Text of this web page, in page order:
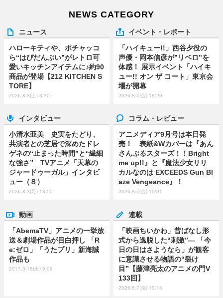
NEWS CATEGORY
ニュース
ハローキティや、ポチャッコ
ら“はぴだんぶい”がレトロ可
愛いキッチンアイテムに♪約90
商品が登場【212 KITCHEN S
TORE】
2026.8.8(土) 8:30
イベント・レポート
「ハイキュー!!」西谷夕役の
声優・岡本信彦が”リベロ”を
体感！ 展示イベント「ハイキ
ュー!! オン ザ コート」東京会
場が開幕
2026.8.7(金) 18:20
インタビュー
小清水亜美 史実をたどり、
共演者との芝居で深めたドレ
ゲネの“止まった時間”と“繊細
な強さ” TVアニメ「天幕の
ジャードゥーガル」インタビ
ュー（８）
2026.8.3(月) 18:00
コラム・レビュー
アニメディア9月号は本日発
売！ 表紙&Wカバーは『あん
さんぶるスターズ！！Bright
me up!!』と『魔法少女リリ
カルなのは EXCEEDS Gun Bl
aze Vengeance』！
2026.8.7(金) 15:01
動画
「AbemaTV」アニメの一挙放
送＆劇場作品が目白押し 「R
e:ゼロ」「うたプリ」新海誠
作品も
2017.3.18(土) 9:06
連載
「映画ちいかわ」昔ばなし形
式から逸脱した“刺激”― 「今
日の日はさようなら」が観客
に意識させる物語の“裂け
目”【藤津亮太のアニメの門V
133回】
2026.8.7(金) 19:15